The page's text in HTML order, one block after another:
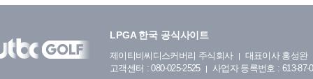
LPGA 한국 공식사이트
제이티비씨디스커버리 주식회사
대표이사 홍성완
고객센터 : 080-025-2525
사업자 등록번호 : 613-87-